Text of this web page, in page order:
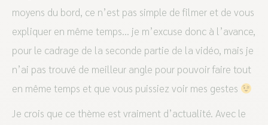
moyens du bord, ce n’est pas simple de filmer et de vous
expliquer en même temps… je m’excuse donc à l’avance,
pour le cadrage de la seconde partie de la vidéo, mais je
n’ai pas trouvé de meilleur angle pour pouvoir faire tout
en même temps et que vous puissiez voir mes gestes
Je crois que ce thème est vraiment d’actualité. Avec le